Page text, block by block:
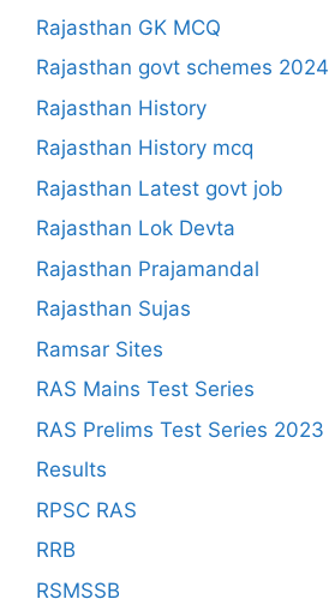
Rajasthan GK MCQ
Rajasthan govt schemes 2024
Rajasthan History
Rajasthan History mcq
Rajasthan Latest govt job
Rajasthan Lok Devta
Rajasthan Prajamandal
Rajasthan Sujas
Ramsar Sites
RAS Mains Test Series
RAS Prelims Test Series 2023
Results
RPSC RAS
RRB
RSMSSB